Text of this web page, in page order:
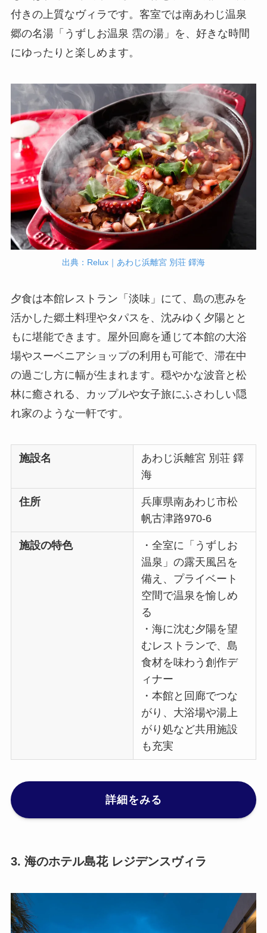
付きの上質なヴィラです。客室では南あわじ温泉
郷の名湯「うずしお温泉 霑の湯」を、好きな時間
にゆったりと楽しめます。
出典：Relux｜あわじ浜離宮 別荘 鐸海
夕食は本館レストラン「淡味」にて、島の恵みを
活かした郷土料理やタパスを、沈みゆく夕陽とと
もに堪能できます。屋外回廊を通じて本館の大浴
場やスーベニアショップの利用も可能で、滞在中
の過ごし方に幅が生まれます。穏やかな波音と松
林に癒される、カップルや女子旅にふさわしい隠
れ家のような一軒です。
施設名
あわじ浜離宮 別荘 鐸
海
住所
兵庫県南あわじ市松
帆古津路970-6
施設の特色
・全室に「うずしお
温泉」の露天風呂を
備え、プライベート
空間で温泉を愉しめ
る
・海に沈む夕陽を望
むレストランで、島
食材を味わう創作デ
ィナー
・本館と回廊でつな
がり、大浴場や湯上
がり処など共用施設
も充実
詳細をみる
3. 海のホテル島花 レジデンスヴィラ